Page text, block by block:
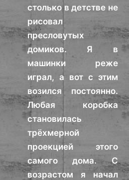
столько в детстве не
рисовал
пресловутых
домиков. Я в
машинки реже
играл, а вот с этим
возился постоянно.
Любая коробка
становилась
трёхмерной
проекцией этого
самого дома. С
возрастом я начал